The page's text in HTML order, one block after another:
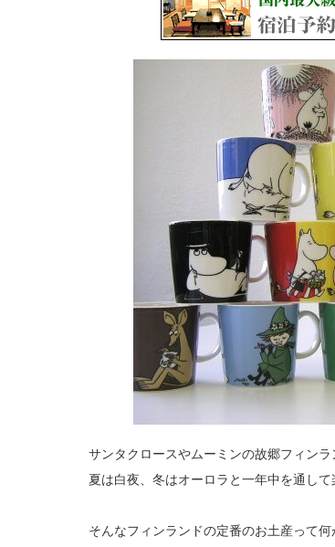
サンタクロースやムーミンの故郷フィンラ
夏は白夜、冬はオーロラと一年中を通して
そんなフィンランドの定番のお土産って